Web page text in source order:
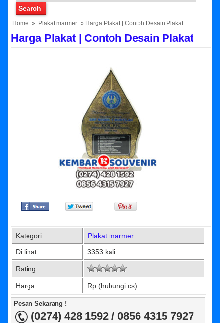
Home » Plakat marmer » Harga Plakat | Contoh Desain Plakat
Harga Plakat | Contoh Desain Plakat
Kategori Plakat marmer
Di lihat 3353 kali
Rating
Harga Rp (hubungi cs)
Pesan Sekarang !
(0274) 428 1592 / 0856 4315 7927